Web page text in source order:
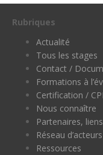
Rubriques
Actualité
Tous les stages
Contact /
Formations à
Certification /
Nous connaître
Partenaires, liens
Réseau
Ressources